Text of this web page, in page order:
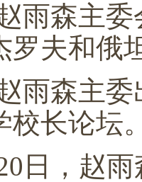
雨森主
罗夫和俄
雨森主
校长论坛
日，赵